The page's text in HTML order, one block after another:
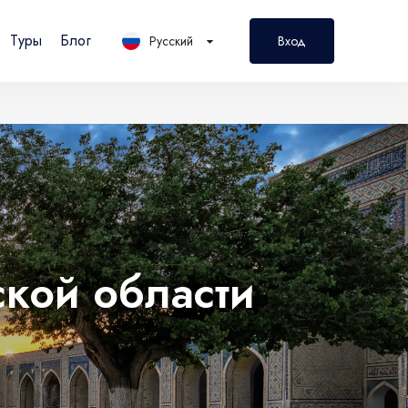
Туры Блог Русский Вход
области
PL
Polski